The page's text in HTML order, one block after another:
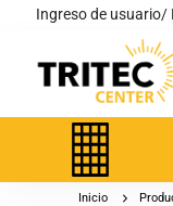
Ingreso de usuario/
Inicio